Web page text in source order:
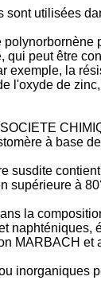
sont utilisées
polynorbornène
qui peut être
exemple, la
l'oxyde de
à base
susdite
supérieure à
la
naphténiques,
MARBACH et
inorganiques